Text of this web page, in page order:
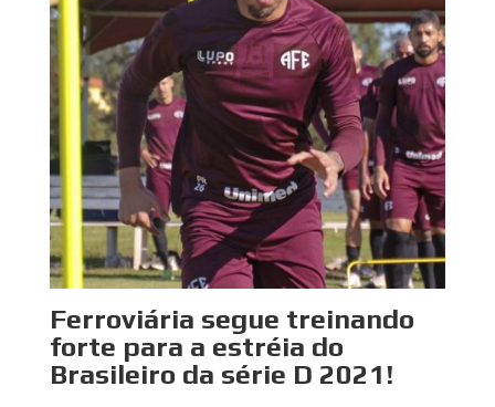
Ferroviária segue treinando
forte para a estréia do
Brasileiro da série D 2021!